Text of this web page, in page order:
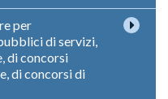
per
di servizi,
di concorsi
di concorsi di